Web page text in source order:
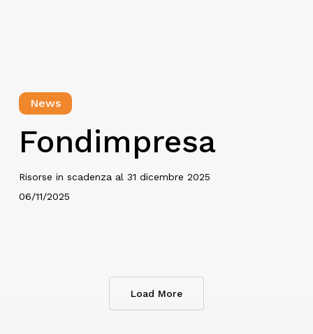
News
Fondimpresa
Risorse in scadenza al 31 dicembre 2025
06/11/2025
Load More